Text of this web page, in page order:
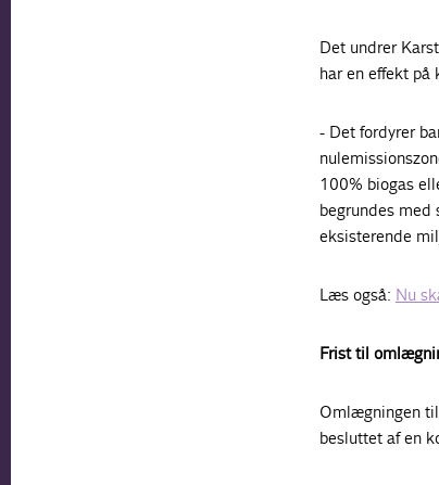
Det undrer
har en effekt på
- Det fordyrer
100% biogas
begrundes med
eksisterende
Læs også: Nu
Frist til
Omlægningen
besluttet af en